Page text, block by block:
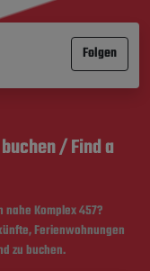
Folgen
/ Find a
naheKomplex 457?
Ferienwohnungen
zu buchen.